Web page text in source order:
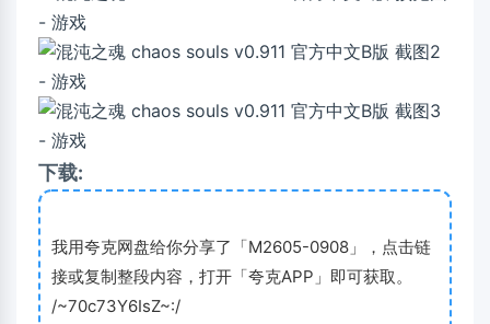
下载:
我用夸克网盘给你分享了「M2605-0908」，点击链
接或复制整段内容，打开「夸克APP」即可获取。
/~70c73Y6IsZ~:/